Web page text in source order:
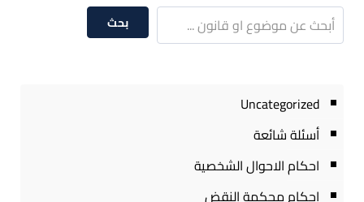
بحث
Uncategorized
أسئلة شائعة
احكام الاحوال الشخصية
احكام محكمة النقض